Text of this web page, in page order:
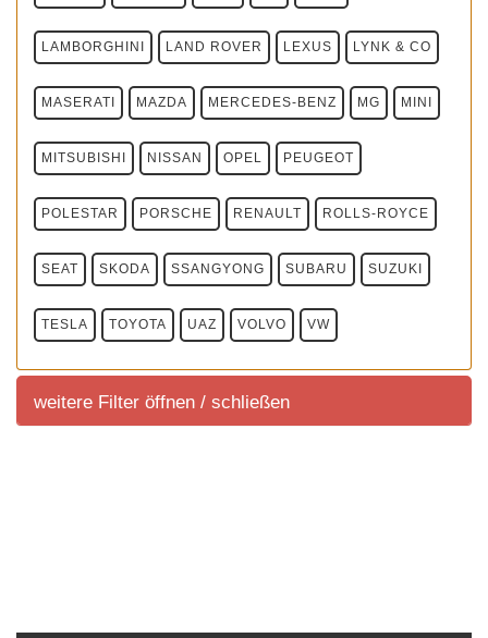
LAMBORGHINI LAND ROVER LEXUS LYNK & CO
MASERATI MAZDA MERCEDES-BENZ MG MINI
MITSUBISHI NISSAN OPEL PEUGEOT
POLESTAR PORSCHE RENAULT ROLLS-ROYCE
SEAT SKODA SSANGYONG SUBARU SUZUKI
TESLA TOYOTA UAZ VOLVO VW
weitere Filter öffnen / schließen